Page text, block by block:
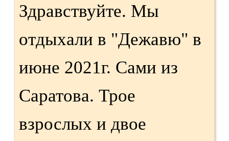
Здравствуйте. Мы
отдыхали в "Дежавю" в
июне 2021г. Сами из
Саратова. Трое
взрослых и двое